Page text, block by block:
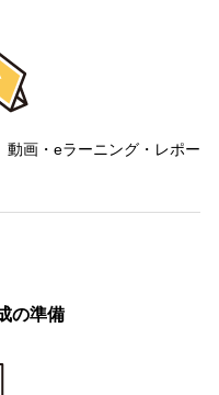
画・eラーニング・レポー
の準備